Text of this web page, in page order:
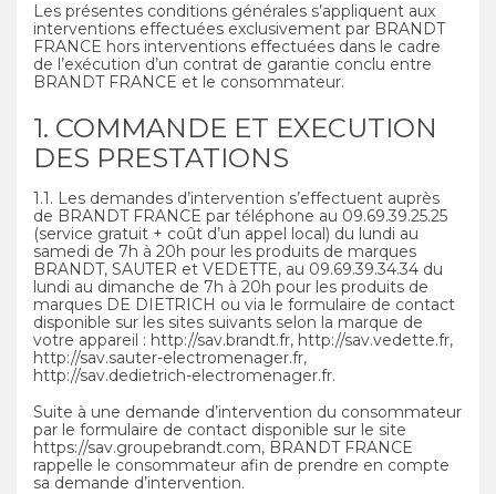
Les présentes conditions générales s’appliquent aux
interventions effectuées exclusivement par BRANDT
FRANCE hors interventions effectuées dans le cadre
de l’exécution d’un contrat de garantie conclu entre
BRANDT FRANCE et le consommateur.
1. COMMANDE ET EXECUTION
DES PRESTATIONS
1.1. Les demandes d’intervention s’effectuent auprès
de BRANDT FRANCE par téléphone au 09.69.39.25.25
(service gratuit + coût d’un appel local) du lundi au
samedi de 7h à 20h pour les produits de marques
BRANDT, SAUTER et VEDETTE, au 09.69.39.34.34 du
lundi au dimanche de 7h à 20h pour les produits de
marques DE DIETRICH ou via le formulaire de contact
disponible sur les sites suivants selon la marque de
votre appareil : http://sav.brandt.fr, http://sav.vedette.fr,
http://sav.sauter-electromenager.fr,
http://sav.dedietrich-electromenager.fr.
Suite à une demande d’intervention du consommateur
par le formulaire de contact disponible sur le site
https://sav.groupebrandt.com, BRANDT FRANCE
rappelle le consommateur afin de prendre en compte
sa demande d’intervention.